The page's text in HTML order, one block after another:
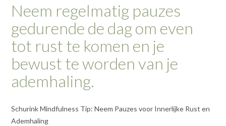
Neem regelmatig pauzes
gedurende de dag om even
tot rust te komen en je
bewust te worden van je
ademhaling.
Schurink Mindfulness Tip: Neem Pauzes voor Innerlijke Rust en
Ademhaling